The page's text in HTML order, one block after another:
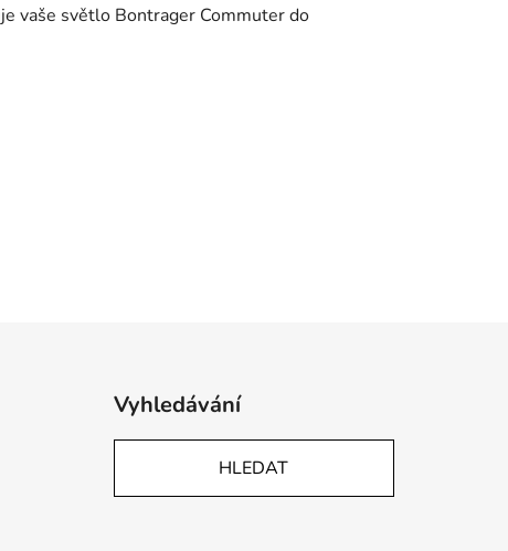
vaše světlo Bontrager Commuter do
Vyhledávání
HLEDAT